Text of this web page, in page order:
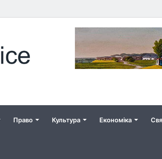
Право Культура Економіка